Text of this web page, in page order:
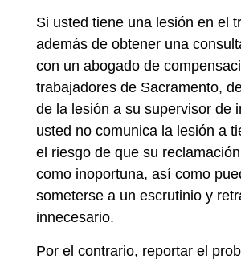
Si usted tiene una lesión en el
además de obtener una
con un abogado de
trabajadores de Sacramento,
de la lesión a su supervisor de
usted no comunica la lesión a
el riesgo de que su
como inoportuna, así como
someterse a un escrutinio y
innecesario.
Por el contrario, reportar el